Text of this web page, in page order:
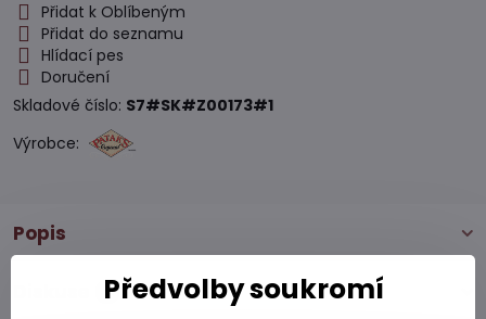
Přidat k Oblíbeným
Přidat do seznamu
Hlídací pes
Doručení
Skladové číslo: S7#SK#Z00173#1
Výrobce:
Popis
0
Předvolby soukromí